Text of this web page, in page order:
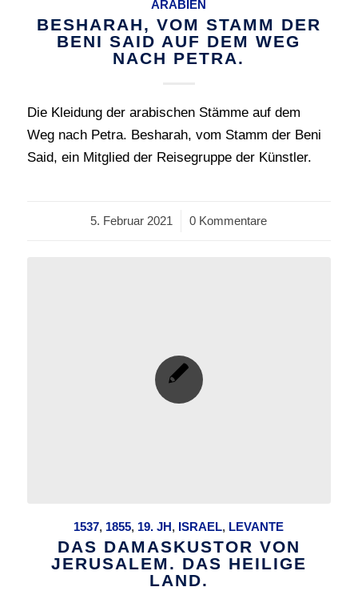
ARABIEN
BESHARAH, VOM STAMM DER
BENI SAID AUF DEM WEG
NACH PETRA.
Die Kleidung der arabischen Stämme auf dem
Weg nach Petra. Besharah, vom Stamm der Beni
Said, ein Mitglied der Reisegruppe der Künstler.
5. Februar 2021
/ 0 Kommentare
1537, 1855, 19. JH, ISRAEL, LEVANTE
DAS DAMASKUSTOR VON
JERUSALEM. DAS HEILIGE
LAND.